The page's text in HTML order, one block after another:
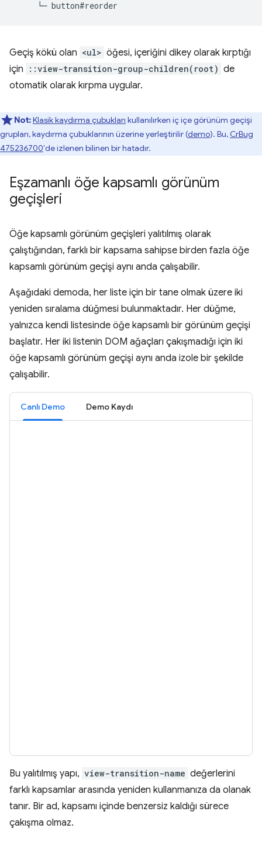
Geçiş kökü olan <ul> öğesi, içeriğini dikey olarak kırptığı
için
::view-transition-group-children(root) de
otomatik olarak kırpma uygular.
Not:Klasik kaydırma çubukları kullanılırken iç içe görünüm geçişi
grupları, kaydırma çubuklarının üzerine yerleştirilir (demo). Bu, CrBug
475236700'de izlenen bilinen bir hatadır.
Eşzamanlı öğe kapsamlı görünüm
geçişleri
Öğe kapsamlı görünüm geçişleri yalıtılmış olarak
çalıştığından, farklı bir kapsama sahipse birden fazla öğe
kapsamlı görünüm geçişi aynı anda çalışabilir.
Aşağıdaki demoda, her liste için bir tane olmak üzere iki
yeniden sıralama düğmesi bulunmaktadır. Her düğme,
yalnızca kendi listesinde öğe kapsamlı bir görünüm geçişi
başlatır. Her iki listenin DOM ağaçları çakışmadığı için iki
öğe kapsamlı görünüm geçişi aynı anda izole bir şekilde
çalışabilir.
Canlı Demo Demo Kaydı
Bu yalıtılmış yapı, view-transition-name değerlerini
farklı kapsamlar arasında yeniden kullanmanıza da olanak
tanır. Bir ad, kapsamı içinde benzersiz kaldığı sürece
çakışma olmaz.